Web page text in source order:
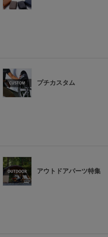
プチカスタム
アウトドアパーツ特集